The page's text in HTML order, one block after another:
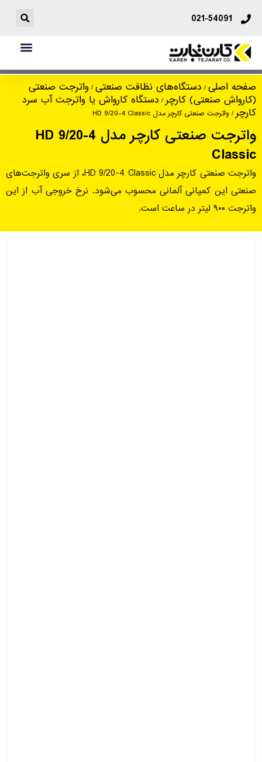
021-54091
واترجت صنعتی کارچر مدل HD 9/20-4
Classic
صفحه اصلی / دستگاه‌های نظافت صنعتی / واترجت صنعتی
(کارواش صنعتی) کارچر / دستگاه کارواش یا واترجت آب سرد
کارچر / واترجت صنعتی کارچر مدل HD 9/20-4 Classic
واترجت صنعتی کارچر مدل HD 9/20-4
Classic
واترجت صنعتی کارچر مدل HD 9/20-4 Classic، از سری واترجت‌های
صنعتی این کمپانی آلمانی محسوب می‌شود. نرخ خروجی آب از این
واترجت ۹۰۰ لیتر در ساعت است.